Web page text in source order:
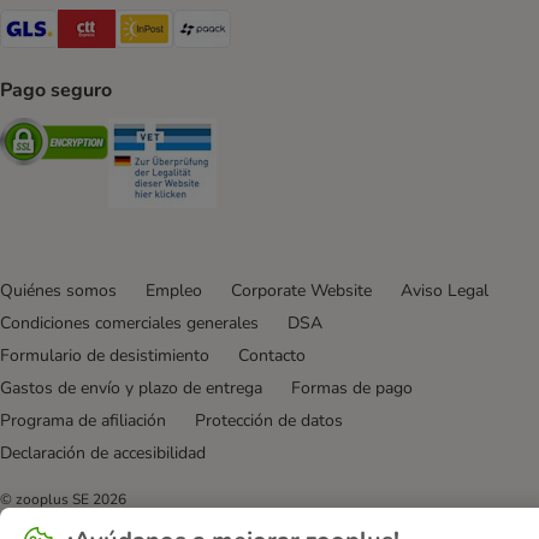
GLS Shipping Method
CTTExpress Shipping Method
InPost Shipping Method
Pago seguro
Security
Quiénes somos Empleo Corporate Website
Aviso Legal
Condiciones comerciales generales
DSA
Formulario de desistimiento
Contacto
Gastos de envío y plazo de entrega
Formas de pago
Programa de afiliación
Protección de datos
Declaración de accesibilidad
© zooplus SE 2026